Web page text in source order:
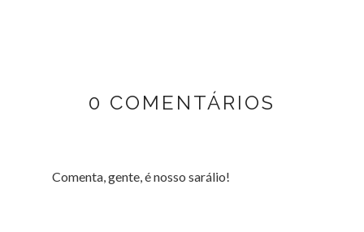
0 COMENTÁRIOS
Comenta, gente, é nosso sarálio!